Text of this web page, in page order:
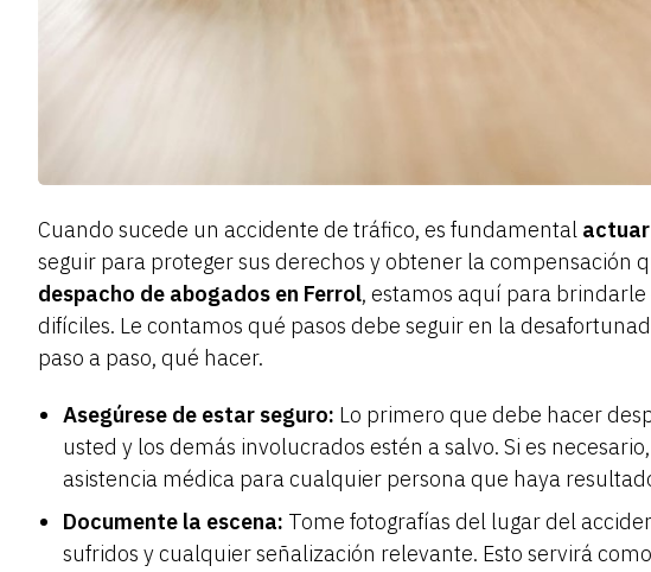
Cuando sucede un accidente de tráfico, es fundamental
seguir para proteger sus derechos y obtener la compensación
despacho de abogados en Ferrol, estamos aquí para
difíciles. Le contamos qué pasos debe seguir en la
paso a paso, qué hacer.
Asegúrese de estar seguro: Lo primero que debe hacer
usted y los demás involucrados estén a salvo. Si es
asistencia médica para cualquier persona que haya
Documente la escena: Tome fotografías del lugar del
sufridos y cualquier señalización relevante. Esto servirá